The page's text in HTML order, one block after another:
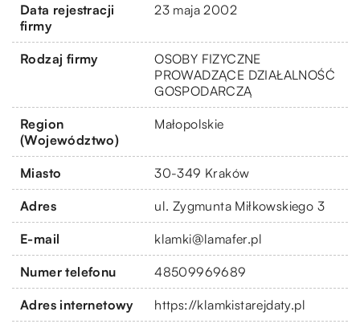
Data rejestracji
firmy
23 maja 2002
Rodzaj firmy
OSOBY FIZYCZNE
PROWADZĄCE DZIAŁALNOŚĆ
GOSPODARCZĄ
Region
(Województwo)
Małopolskie
Miasto 30-349 Kraków
Adres ul. Zygmunta Miłkowskiego 3
E-mail klamki@lamafer.pl
Numer telefonu 48509969689
Adres internetowy https://klamkistarejdaty.pl